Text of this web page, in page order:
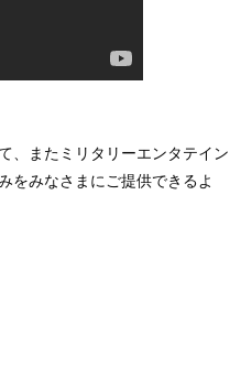
、またミリタリーエンタテイン
をみなさまにご提供できるよ